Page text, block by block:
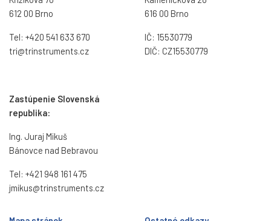
612 00 Brno
Tel: +420 541 633 670
tri@trinstruments.cz
Zastúpenie Slovenská
republika:
Ing. Juraj Mikuš
Bánovce nad Bebravou
Tel: +421 948 161 475
jmikus@trinstruments.cz
616 00 Brno
IČ: 15530779
DIČ: CZ15530779